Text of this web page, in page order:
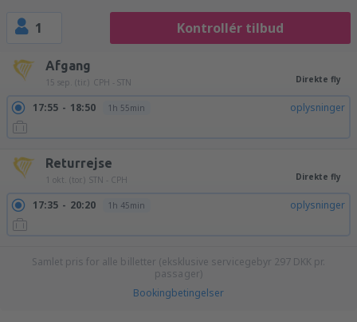
1 Kontrollér tilbud
Afgang
15 sep. (tir.) CPH - STN Direkte fly
17:55 18:50 1h 55min oplysninger
Returrejse
1 okt. (tor.) STN - CPH Direkte fly
17:35 20:20 1h 45min oplysninger
Samlet pris for alle billetter (eksklusive servicegebyr 297 DKK pr.
passager)
Bookingbetingelser